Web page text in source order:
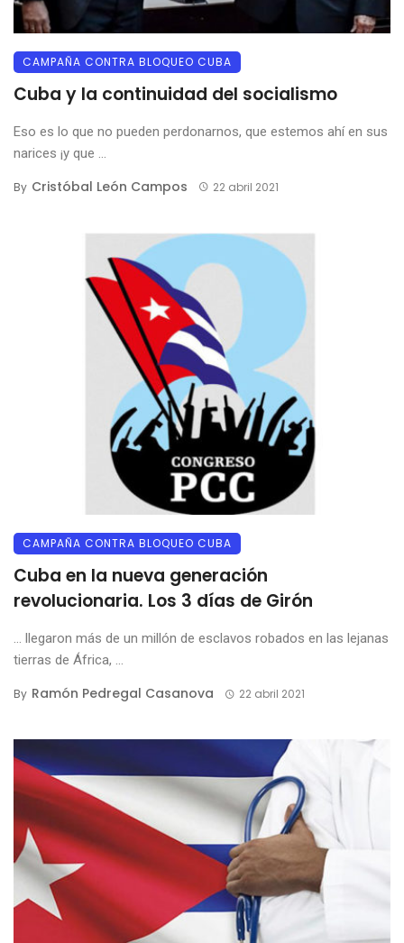
CAMPAÑA CONTRA BLOQUEO CUBA
Cuba y la continuidad del socialismo
Eso es lo que no pueden perdonarnos, que estemos ahí en sus
narices ¡y que ...
By Cristóbal León Campos 22 abril 2021
CAMPAÑA CONTRA BLOQUEO CUBA
Cuba en la nueva generación
revolucionaria. Los 3 días de Girón
… llegaron más de un millón de esclavos robados en las lejanas
tierras de África, ...
By Ramón Pedregal Casanova 22 abril 2021